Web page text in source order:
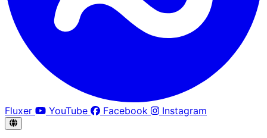
Fluxer YouTube Facebook Instagram